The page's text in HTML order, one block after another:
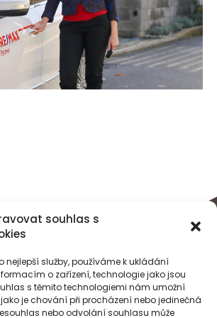
souhlas s
nejlepší služby, používáme k ukládání
o zařízení, technologie jako jsou
s těmito technologiemi nám umožní
je chování při procházení nebo jedinečná
nebo odvolání souhlasu může